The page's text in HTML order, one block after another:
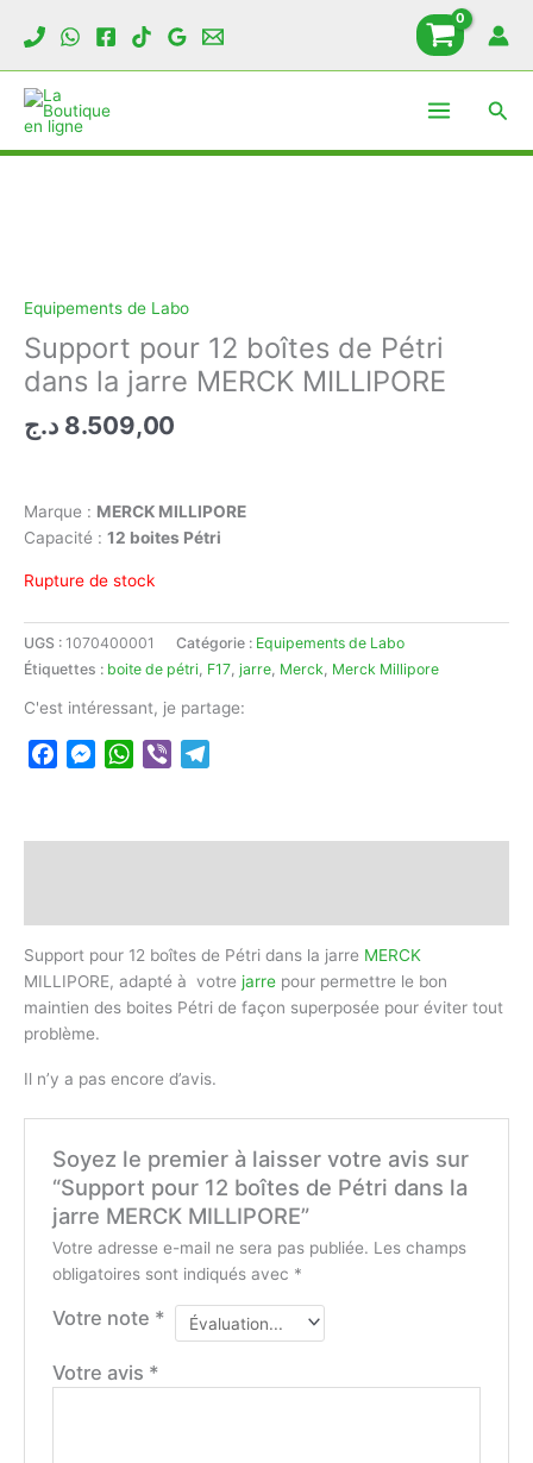
Equipements de Labo
Support pour 12 boîtes de Pétri
dans la jarre MERCK MILLIPORE
8.509,00 د.ج
Marque : MERCK MILLIPORE
Capacité : 12 boites Pétri
Rupture de stock
UGS : 1070400001 Catégorie : Equipements de Labo
Étiquettes : boite de pétri, F17, jarre, Merck, Merck Millipore
C'est intéressant, je partage:
FacebookMessenger
WhatsApp
Viber
Support pour 12 boîtes de Pétri dans la jarre MERCK
MILLIPORE, adapté à votre jarre pour permettre le bon
maintien des boites Pétri de façon superposée pour éviter tout
problème.
Il n’y a pas encore d’avis.
Soyez le premier à laisser votre avis sur
“Support pour 12 boîtes de Pétri dans la
jarre MERCK MILLIPORE”
Votre adresse e-mail ne sera pas publiée. Les champs
obligatoires sont indiqués avec *
Votre note *
Votre avis *